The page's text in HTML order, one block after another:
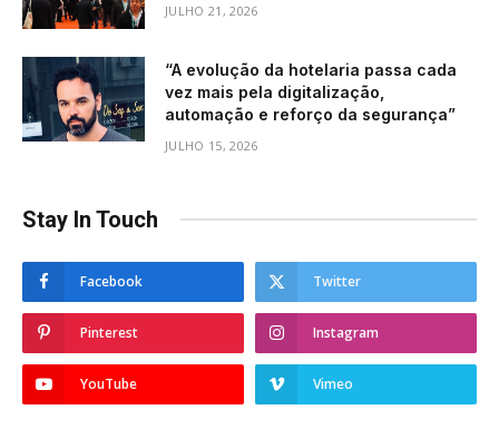
JULHO 21, 2026
“A evolução da hotelaria passa cada
vez mais pela digitalização,
automação e reforço da segurança”
JULHO 15, 2026
Stay In Touch
Facebook Twitter
Pinterest Instagram
YouTube Vimeo